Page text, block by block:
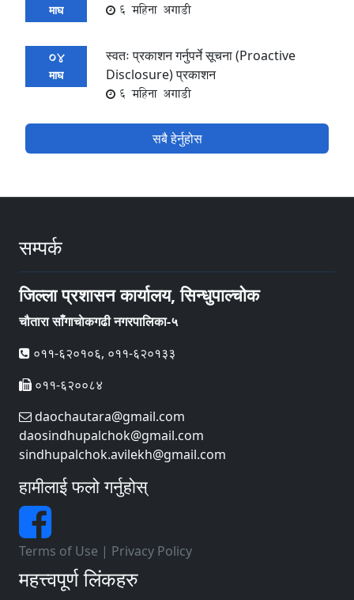
माघ 6 महिना अगाडी
04
माघ
स्वतः प्रकाशन गर्नुपर्ने सूचना (Proactive
Disclosure) प्रकाशन
6 महिना अगाडी
सबै हेर्नुहोस
सम्पर्क
जिल्ला प्रशासन कार्यालय, सिन्धुपाल्चोक
चौतारा साँगाचाेकगढी नगरपालिका-५
०११-६२०१०६, ०११-६२०१३३
०११-६२००८४
daochautara@gmail.com
daosindhupalchok@gmail.com
sindhupalchok.avilekh@gmail.com
हामीलाई फलो गर्नुहोस्
Terms of Use | Privacy Policy
महत्त्वपूर्ण लिंकहरु